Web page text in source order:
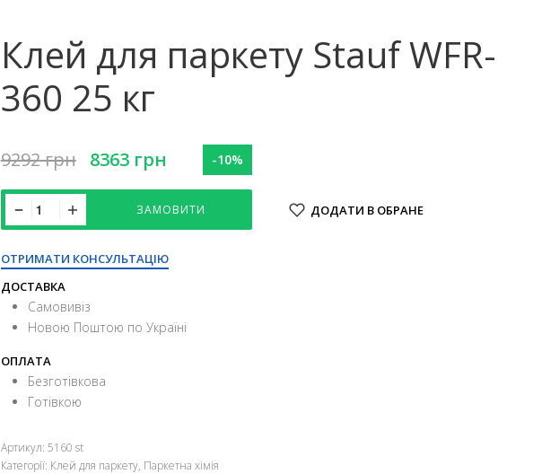
Клей для паркету Stauf WFR-
360 25 кг
9292грн 8363грн -10%
ЗАМОВИТИ ДОДАТИ В ОБРАНЕ
ОТРИМАТИ КОНСУЛЬТАЦІЮ
ДОСТАВКА
Самовивіз
Новою Поштою по Україні
ОПЛАТА
Безготівкова
Готівкою
Артикул: 5160 st
Категорії: Клей для паркету, Паркетна хімія